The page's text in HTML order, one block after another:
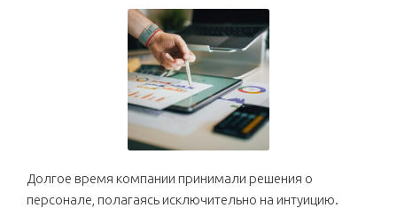
Долгое время компании принимали решения о
персонале, полагаясь исключительно на интуицию.